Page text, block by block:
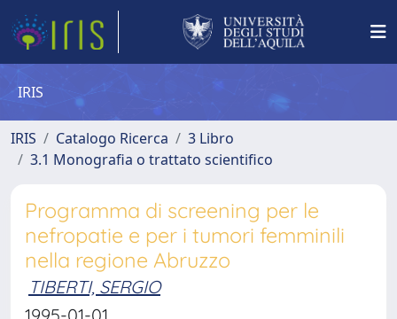
IRIS
IRIS Catalogo Ricerca
3 Libro
3.1 Monografia o trattato scientifico
Programma di screening per le
nefropatie e per i tumori femminili
nella regione Abruzzo
TIBERTI, SERGIO